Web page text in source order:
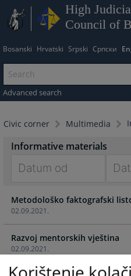
High
Council of
Bosanski Hrvatski Srpski Српски
Advanced search
Civic corner Multimedia
Informative materials
forward
to
interact
with
the
calendar
with
the
02.09.2021.
Metodološko faktografski
02.09.2021.
Razvoj mentorskih vještina